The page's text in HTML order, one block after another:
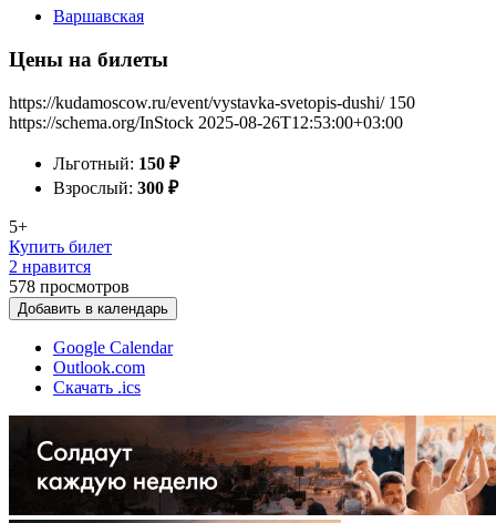
Варшавская
Цены на билеты
https://kudamoscow.ru/event/vystavka-svetopis-dushi/ 150
https://schema.org/InStock 2025-08-26T12:53:00+03:00
Льготный: 150 ₽
Взрослый: 300 ₽
5+
Купить билет
2 нравится
578 просмотров
Добавить в календарь
Google Calendar
Outlook.com
Скачать .ics